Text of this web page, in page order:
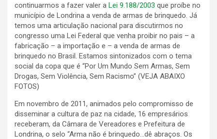
continuarmos a fazer valer a Lei 9.188/2003 que proíbe no
município de Londrina a venda de armas de brinquedo. Já
temos uma articulação nacional para discutirmos no
congresso uma Lei Federal que venha proibir no pais – a
fabricação – a importação e – a venda de armas de
brinquedo no Brasil. Estamos sintonizados com o tema
social da copa que é “Por Um Mundo Sem Armas, Sem
Drogas, Sem Violência, Sem Racismo” (VEJA ABAIXO
FOTOS)
Em novembro de 2011, animados pelo compromisso de
disseminar a cultura de paz na cidade, 16 empresários
receberam, da Câmara de Vereadores e Prefeitura de
Londrina, o selo “Arma não é brinquedo…dê abraços. Os